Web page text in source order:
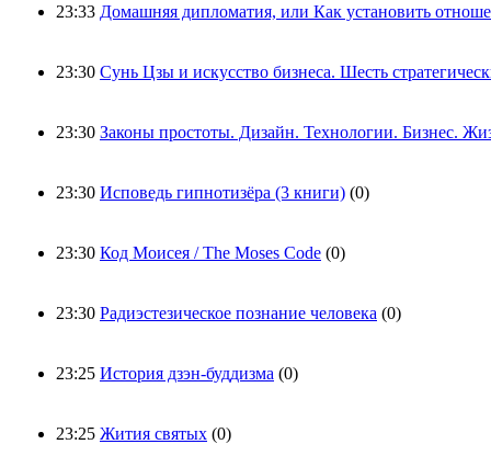
23:33 Домашняя дипломатия, или Как установить
23:30 Сунь Цзы и искусство бизнеса. Шесть
23:30 Законы простоты. Дизайн. Технологии. Бизнес.
23:30 Исповедь гипнотизёра (3 книги) (0)
23:30 Код Моисея / The Moses Code (0)
23:30 Радиэстезическое познание человека (0)
23:25 История дзэн-буддизма (0)
23:25 Жития святых (0)